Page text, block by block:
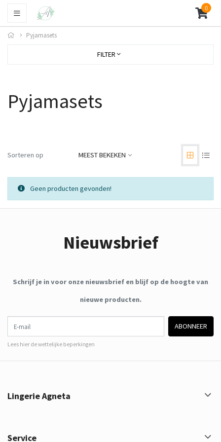
0
Pyjamasets
FILTER
Pyjamasets
Sorteren op MEEST BEKEKEN
Geen producten gevonden!
Nieuwsbrief
Schrijf je in voor onze nieuwsbrief en blijf op de hoogte van
nieuwe producten.
ABONNEER
Lees hier de wettelijke beperkingen
Lingerie Agneta
Service